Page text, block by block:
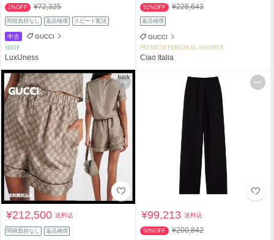
1%OFF ¥72,325
関税負担なし 返品補償 スピード配送
中古 GUCCI
SHOP
LuxUness
51%OFF ¥228,643
返品補償
GUCCI
PREMIUM PERSONAL SHOPPER
Ciao Italia
¥212,500送料込
関税負担なし 返品補償
¥99,213送料込
50%OFF ¥200,842